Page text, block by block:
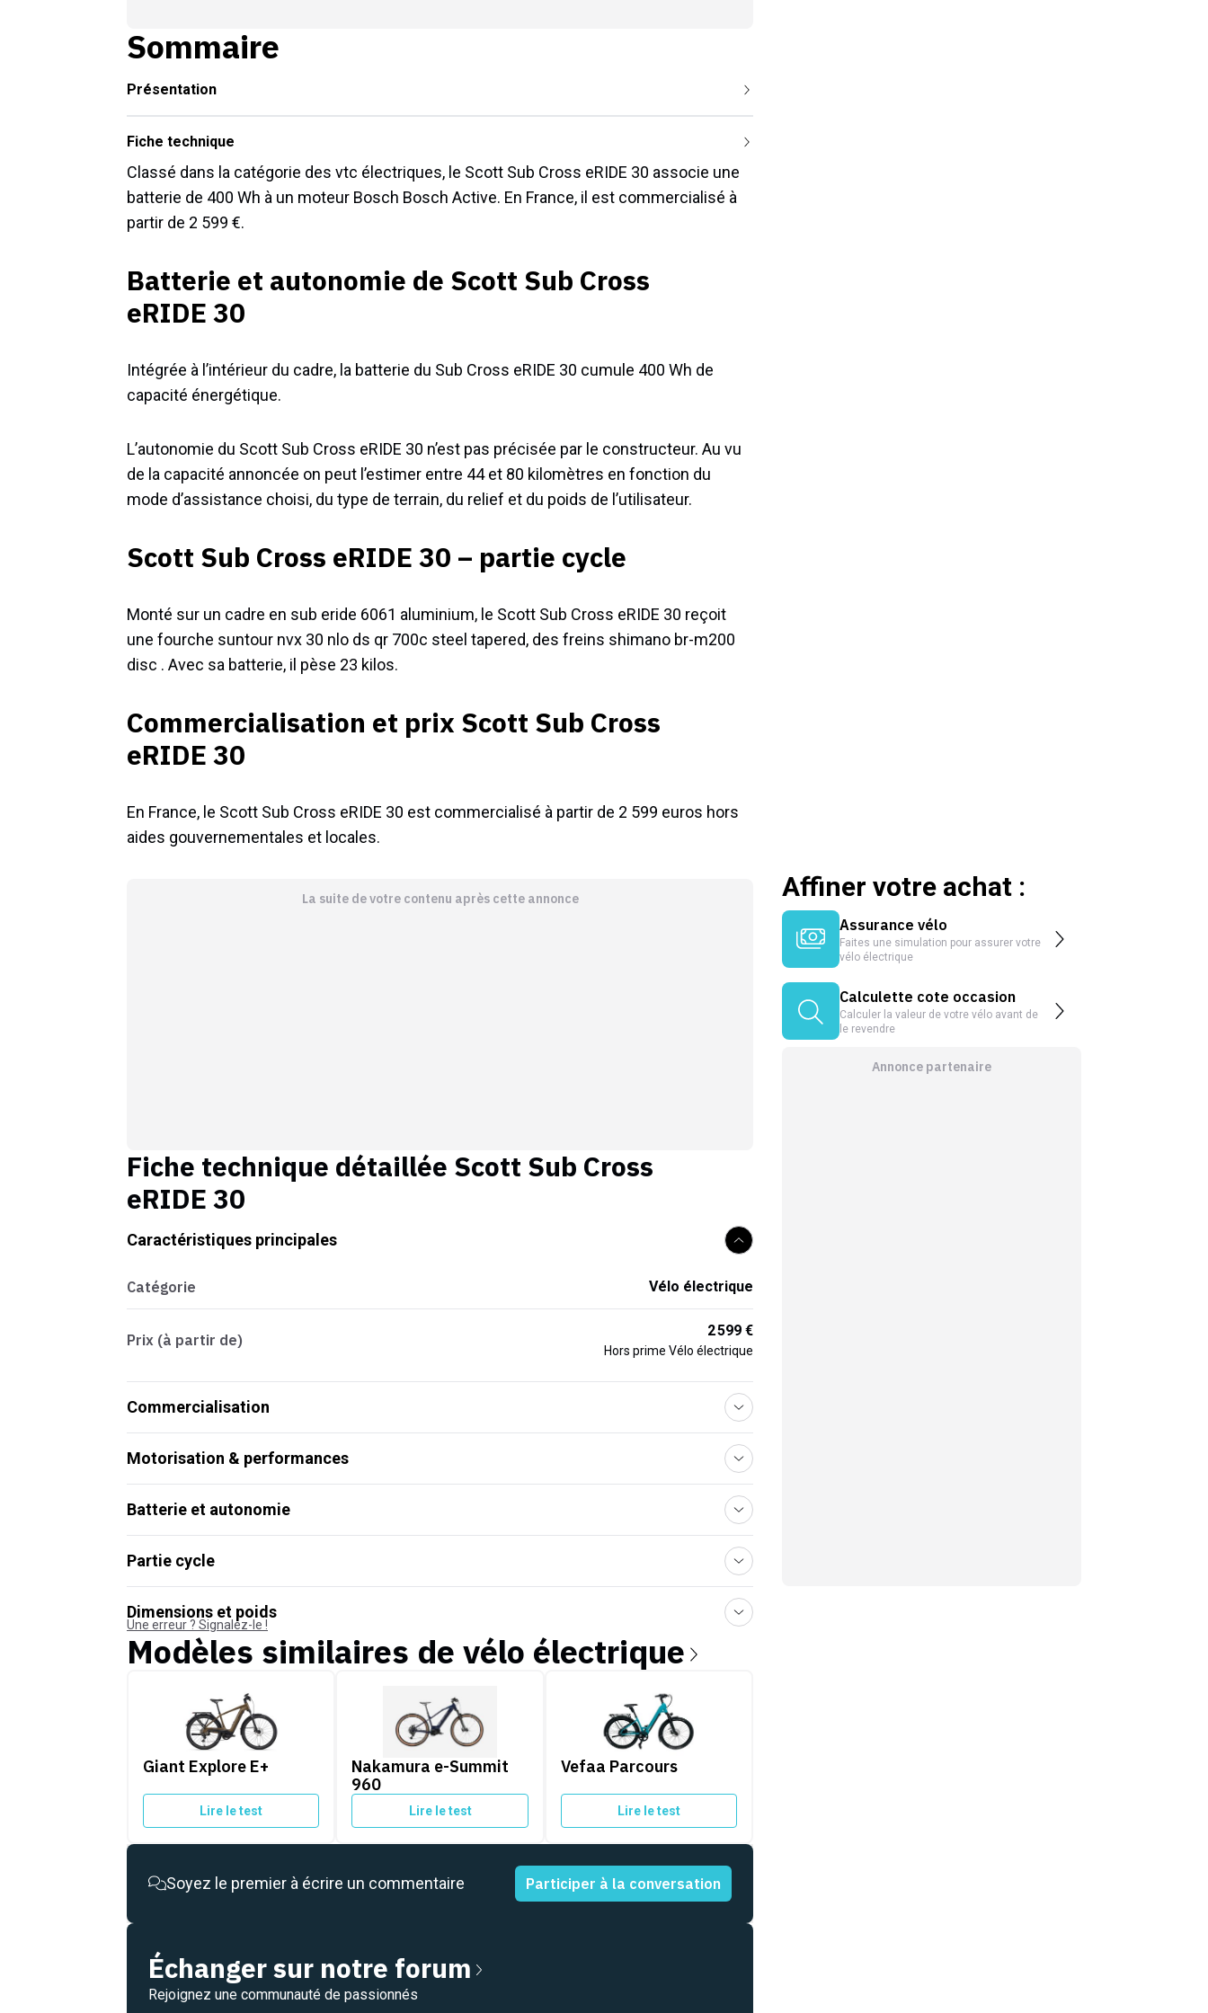
Sommaire
Présentation
Fiche technique
Classé dans la catégorie des vtc électriques, le Scott Sub Cross eRIDE 30 associe une
batterie de 400 Wh à un moteur Bosch Bosch Active. En France, il est commercialisé à
partir de 2 599 €.
Batterie et autonomie de Scott Sub Cross
eRIDE 30
Intégrée à l’intérieur du cadre, la batterie du Sub Cross eRIDE 30 cumule 400 Wh de
capacité énergétique.
L’autonomie du Scott Sub Cross eRIDE 30 n’est pas précisée par le constructeur. Au vu
de la capacité annoncée on peut l’estimer entre 44 et 80 kilomètres en fonction du
mode d’assistance choisi, du type de terrain, du relief et du poids de l’utilisateur.
Scott Sub Cross eRIDE 30 – partie cycle
Monté sur un cadre en sub eride 6061 aluminium, le Scott Sub Cross eRIDE 30 reçoit
une fourche suntour nvx 30 nlo ds qr 700c steel tapered, des freins shimano br-m200
disc . Avec sa batterie, il pèse 23 kilos.
Commercialisation et prix Scott Sub Cross
eRIDE 30
En France, le Scott Sub Cross eRIDE 30 est commercialisé à partir de 2 599 euros hors
aides gouvernementales et locales.
La suite de votre contenu après cette annonce
Fiche technique détaillée Scott Sub Cross
eRIDE 30
Caractéristiques principales
Catégorie Vélo électrique
Prix (à partir de)
2 599 €
Hors prime Vélo électrique
Commercialisation
Motorisation & performances
Batterie et autonomie
Partie cycle
Dimensions et poids
Une erreur ? Signalez-le !
Modèles similaires de vélo électrique
Giant Explore E+
Giant Explore E+
Lire le test
Nakamura e-Summit 960
Nakamura e-Summit
960
Lire le test
Vefaa Parcours
Vefaa Parcours
Lire le test
Soyez le premier à écrire un commentaire Participer à la conversation
Échanger sur notre forum
Rejoignez une communauté de passionnés
Affiner votre achat :
Assurance vélo
Faites une simulation pour assurer votre
vélo électrique
Calculette cote occasion
Calculer la valeur de votre vélo avant de
le revendre
Annonce partenaire